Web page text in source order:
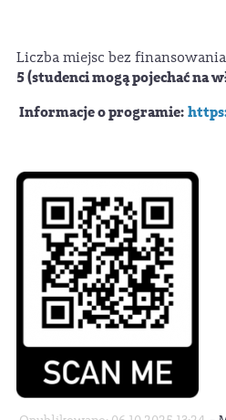
Liczba miejsc bez
5 (studenci mogą pojechać na
Informacje o programie: